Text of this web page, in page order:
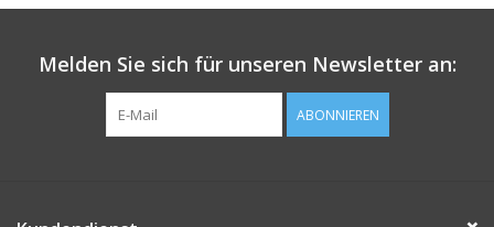
Melden Sie sich für unseren Newsletter an:
ABONNIEREN